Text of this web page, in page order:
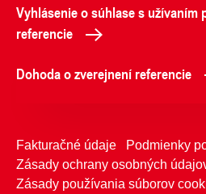
Vyhlásenie o súhlase s užívaním
referencie
Dohoda o zverejnení referencie
Fakturačné údaje
Podmienky
Zásady ochrany osobných
Zásady používania súborov